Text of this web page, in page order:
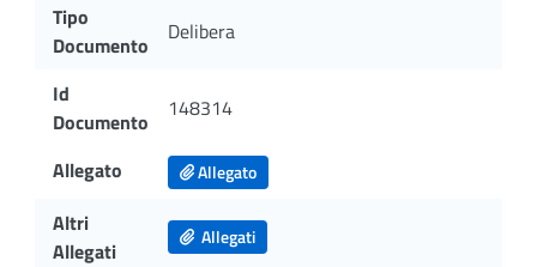
Tipo
Documento
Delibera
Id
Documento
148314
Allegato Allegato
Altri
Allegati
Allegati